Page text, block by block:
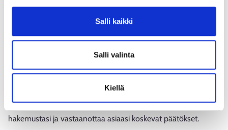
Salli kaikki
Salli valinta
Kiellä
Hae tukea ja sen maksatusta sähköisellä lomakkeella
asiointipalvelussa. Kirjaudu asiointipalveluun
henkilökohtaisella pankkitunnisteella, mobiilivarmenteella tai
varmennekortilla.
Täytä hakemus asiointipalvelussa ja lisää siihen tarvittavat
täyttämisessä. Asiointipalvelussa voit jättää hakemuksen,
vastata hakemusta koskeviin täydennyspyyntöihin, täydentää
hakemustasi ja vastaanottaa asiaasi koskevat päätökset.